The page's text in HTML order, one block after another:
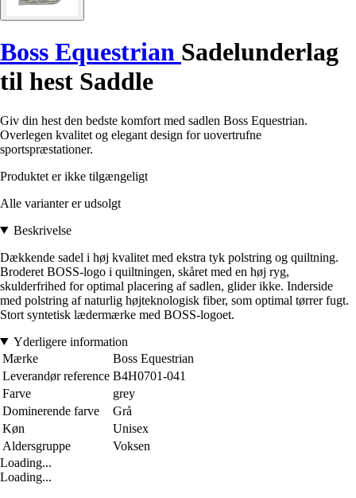
Boss Equestrian Sadelunderlag
til hest Saddle
Giv din hest den bedste komfort med sadlen Boss Equestrian.
Overlegen kvalitet og elegant design for uovertrufne
sportspræstationer.
Produktet er ikke tilgængeligt
Alle varianter er udsolgt
Beskrivelse
Dækkende sadel i høj kvalitet med ekstra tyk polstring og quiltning.
Broderet BOSS-logo i quiltningen, skåret med en høj ryg,
skulderfrihed for optimal placering af sadlen, glider ikke. Inderside
med polstring af naturlig højteknologisk fiber, som optimal tørrer fugt.
Stort syntetisk lædermærke med BOSS-logoet.
Yderligere information
Mærke
Boss Equestrian
Leverandør reference B4H0701-041
Farve
grey
Dominerende farve
Grå
Køn
Unisex
Aldersgruppe
Voksen
Loading...
Loading...